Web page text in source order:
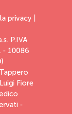
privacy
P.IVA
- 10086
Fiore
-